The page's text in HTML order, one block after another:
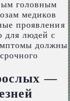
головным
медиков
проявления
для людей с
должны
—